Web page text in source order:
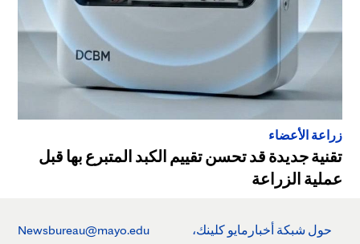
زراعة الأعضاء
تقنية جديدة قد تحسن تقييم الكبد المتبرع بها قبل
عملية الزراعة
حول شبكة أخبارمايو كلينك، Newsbureau@mayo.edu